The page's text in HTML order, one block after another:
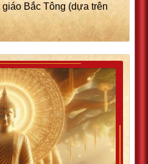
Bắc Tông (dựa trên